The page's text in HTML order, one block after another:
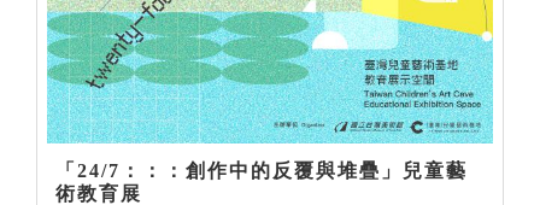
「24/7：：：創作中的反覆與堆疊」兒童藝
術教育展